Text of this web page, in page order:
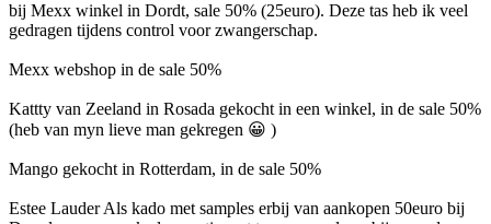
bij Mexx winkel in Dordt, sale 50% (25euro). Deze tas heb ik veel
gedragen tijdens control voor zwangerschap.
Mexx webshop in de sale 50%
Kattty van Zeeland in Rosada gekocht in een winkel, in de sale 50%
(heb van myn lieve man gekregen 😀 )
Mango gekocht in Rotterdam, in de sale 50%
Estee Lauder Als kado met samples erbij van aankopen 50euro bij